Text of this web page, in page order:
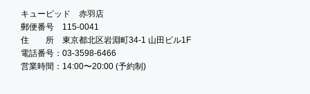
キューピッド 赤羽店
郵便番号 115-0041
住 所 東京都北区岩淵町34-1 山田ビル1F
電話番号：03-3598-6466
営業時間：14:00〜20:00 (予約制)